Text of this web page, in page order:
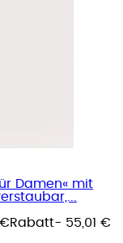
Damen« mit
€Rabatt- 55,01 €